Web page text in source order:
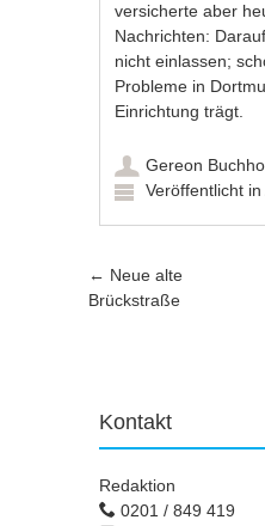
versicherte aber
Nachrichten:
nicht einlassen;
Probleme in
Einrichtung trägt.
Gereon
Veröffentlicht in
Artikel-
← Neue alte
Brückstraße
Kontakt
Redaktion
0201 / 849 419